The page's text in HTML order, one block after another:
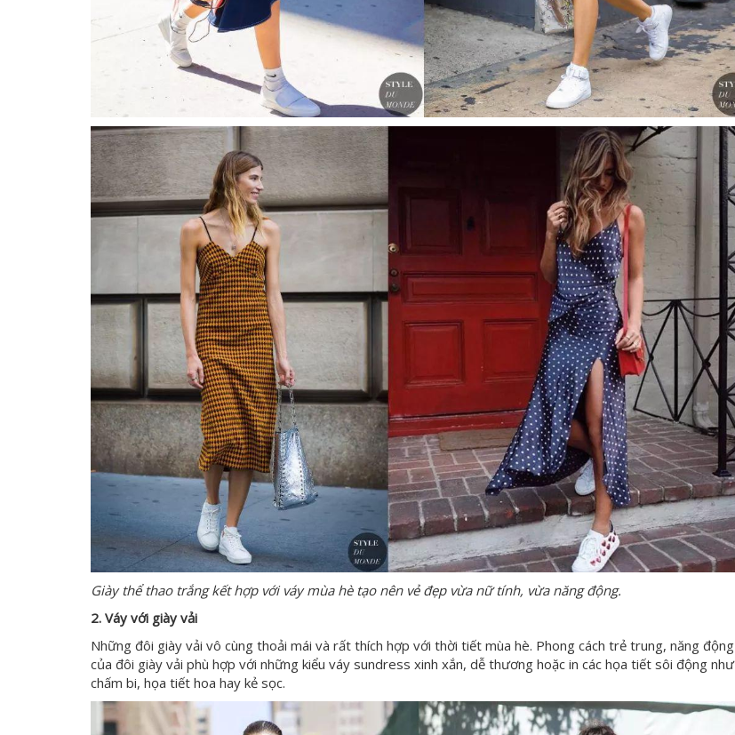
Giày thể thao trắng kết hợp với váy mùa hè tạo nên vẻ đẹp vừa nữ tính, vừa năng động.
2. Váy với giày vải
Những đôi giày vải vô cùng thoải mái và rất thích hợp với thời tiết mùa hè. Phong cách trẻ trung, năng động
của đôi giày vải phù hợp với những kiểu váy sundress xinh xắn, dễ thương hoặc in các họa tiết sôi động như
chấm bi, họa tiết hoa hay kẻ sọc.